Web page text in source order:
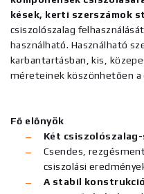
kések, kerti szerszámok
csiszolószalag
használható. Használható
karbantartásban, kis,
méreteinek köszönhetően a
Fő előnyök
Két csiszolószalag-
Csendes,
csiszolási
A stabil konstrukció